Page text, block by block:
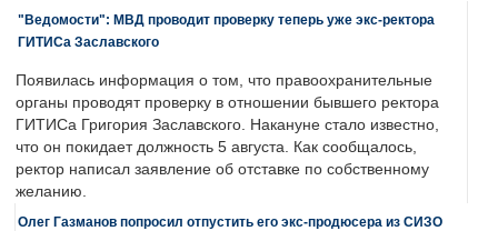
"Ведомости": МВД проводит проверку теперь уже экс-ректора
ГИТИСа Заславского
Появилась информация о том, что правоохранительные
органы проводят проверку в отношении бывшего ректора
ГИТИСа Григория Заславского. Накануне стало известно,
что он покидает должность 5 августа. Как сообщалось,
ректор написал заявление об отставке по собственному
желанию.
Олег Газманов попросил отпустить его экс-продюсера из СИЗО